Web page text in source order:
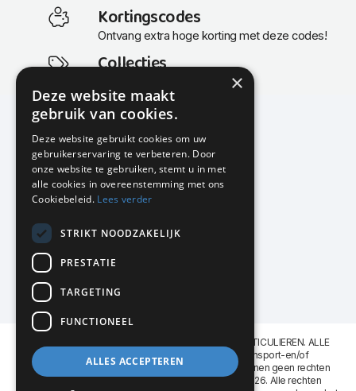
Kortingscodes
Ontvang extra hoge korting met deze codes!
Collecties
Actuele en populaire collecties
KMP Kantoormeubilair
Airport Business Park
Frankfurtstraat 29-31
1175 RH Lijnden
020-617 01 26
info@kmpkantoormeubilair.nl
Facebook
Instagram
KMP Kantoormeubilair levert aan BEDRIJVEN en PARTICULIEREN. ALLE
GENOEMDE PRIJZEN ZIJN EXCL. 21% B.T.W. Transport-en/of
Montagekosten op aanvraag. Aan deze website kunnen geen rechten
worden ontleend. KMP Kantoormeubilair VOF © 2026. Alle rechten
×
Deze website maakt
gebruik van cookies.
Deze website gebruikt cookies om uw
gebruikerservaring te verbeteren. Door
onze website te gebruiken, stemt u in met
alle cookies in overeenstemming met ons
Cookiebeleid. Lees verder
STRIKT NOODZAKELIJK
PRESTATIE
TARGETING
FUNCTIONEEL
ALLES ACCEPTEREN